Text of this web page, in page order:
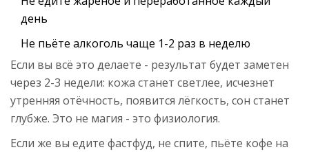
день
Не пьёте алкоголь чаще 1-2 раз в неделю
Если вы всё это делаете - результат будет заметен
через 2-3 недели: кожа станет светлее, исчезнет
утренняя отёчность, появится лёгкость, сон станет
глубже. Это не магия - это физиология.
Если же вы едите фастфуд, не спите, пьёте кофе на